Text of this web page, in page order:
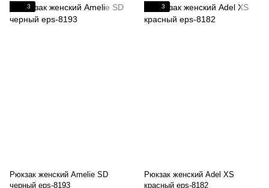
3
Рюкзак женский Amelie SD
черный eps-8193
3
Рюкзак женский Adel XS
красный eps-8182